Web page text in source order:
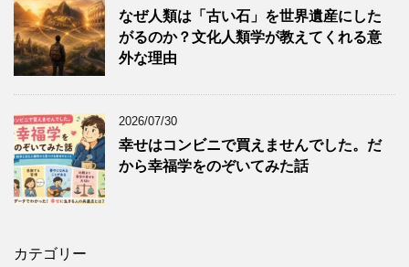
なぜ人類は「古い石」を世界遺産にした
がるのか？文化人類学が教えてくれる意
外な理由
2026/07/30
幸せはコンビニで買えませんでした。だ
から幸福学をのぞいてみた話
カテゴリー